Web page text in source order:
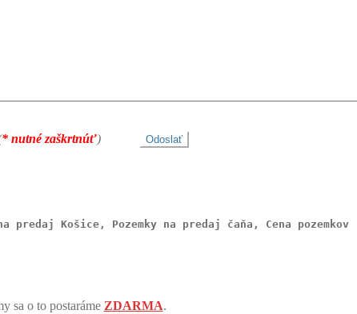
* nutné zaškrtnúť)
predaj Košice, Pozemky na predaj čaňa, Cena pozemkov
sa o to postaráme ZDARMA.